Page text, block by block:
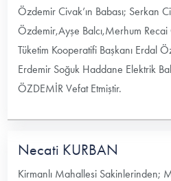
Özdemir Civak’ın Babası; Serkan
Özdemir,Ayşe Balcı,Merhum
Tüketim Kooperatifi Başkanı Erdal
Erdemir Soğuk Haddane Elektrik
ÖZDEMİR Vefat Etmiştir.
Necati KURBAN
Kirmanlı Mahallesi Sakinlerinden;